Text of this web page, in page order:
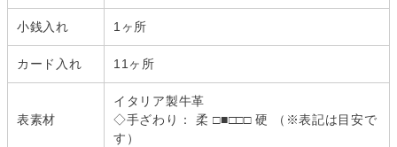
小銭入れ 1ヶ所
カード入れ 11ヶ所
表素材
イタリア製牛革
◇手ざわり： 柔 □■□□□ 硬 （※表記は目安で
す）